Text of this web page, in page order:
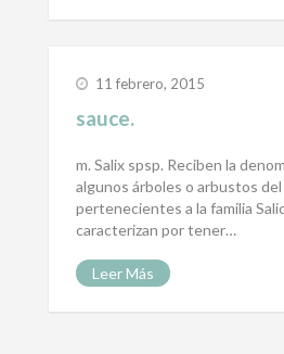
11 febrero, 2015
sauce.
m. Salix spsp. Reciben la
algunos árboles o arbustos
pertenecientes a la familia
caracterizan por tener…
Leer Más